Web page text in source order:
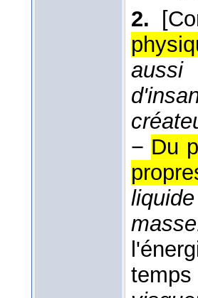
2.
− Du